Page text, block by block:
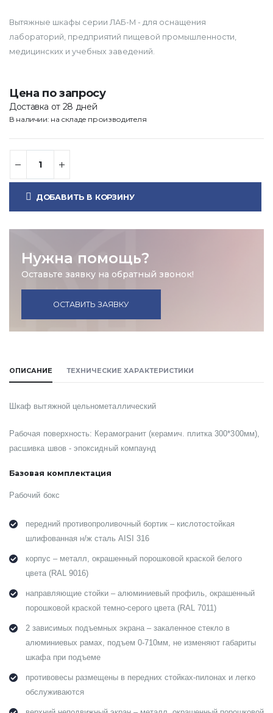
Вытяжные шкафы серии ЛАБ-М - для оснащения
лабораторий, предприятий пищевой промышленности,
медицинских и учебных заведений.
Цена по запросу
Доставка от 28 дней
В наличии: на складе производителя
ДОБАВИТЬ В КОРЗИНУ
Нужна помощь?
Оставьте заявку на обратный звонок!
ОСТАВИТЬ ЗАЯВКУ
ОПИСАНИЕ ТЕХНИЧЕСКИЕ ХАРАКТЕРИСТИКИ
Шкаф вытяжной цельнометаллический
Рабочая поверхность: Керамогранит (керамич. плитка 300*300мм),
расшивка швов - эпоксидный компаунд
Базовая комплектация
Рабочий бокс
передний противопроливочный бортик – кислотостойкая
шлифованная н/ж сталь AISI 316
корпус – металл, окрашенный порошковой краской белого
цвета (RAL 9016)
направляющие стойки – алюминиевый профиль, окрашенный
порошковой краской темно-серого цвета (RAL 7011)
2 зависимых подъемных экрана – закаленное стекло в
алюминиевых рамах, подъем 0-710мм, не изменяют габариты
шкафа при подъеме
противовесы размещены в передних стойках-пилонах и легко
обслуживаются